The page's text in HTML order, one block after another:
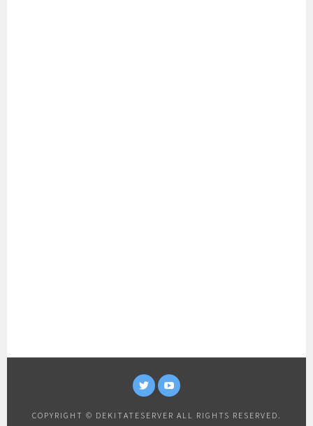
COPYRIGHT © DEKITATESERVER ALL RIGHTS RESERVED.